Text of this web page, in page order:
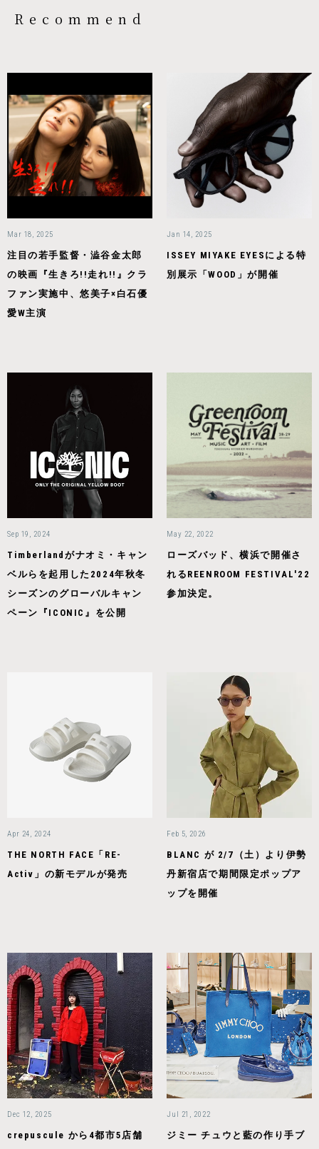
Recommend
Mar 18, 2025
注目の若手監督・澁谷金太郎
の映画『生きろ!!走れ!!』クラ
ファン実施中、悠美子×白石優
愛W主演
Jan 14, 2025
ISSEY MIYAKE EYESによる特
別展示「WOOD」が開催
Sep 19, 2024
Timberlandがナオミ・キャン
ベルらを起用した2024年秋冬
シーズンのグローバルキャン
ペーン『ICONIC』を公開
May 22, 2022
ローズバッド、横浜で開催さ
れるREENROOM FESTIVAL'22
参加決定。
Apr 24, 2024
THE NORTH FACE「RE-
Activ」の新モデルが発売
Feb 5, 2026
BLANC が 2/7（土）より伊勢
丹新宿店で期間限定ポップア
ップを開催
Dec 12, 2025
crepuscule から4都市5店舗
Jul 21, 2022
ジミー チュウと藍の作り手ブ